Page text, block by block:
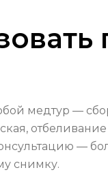
медтур —
—
снимку.